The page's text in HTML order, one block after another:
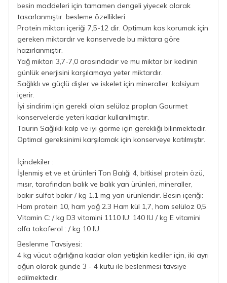
besin maddeleri için tamamen dengeli yiyecek olarak
tasarlanmıştır. besleme özellikleri
Protein miktarı içeriği 7,5-12 dir. Optimum kas korumak için
gereken miktardır ve konservede bu miktara göre
hazırlanmıştır.
Yağ miktarı 3,7-7,0 arasındadır ve mu miktar bir kedinin
günlük enerjisini karşılamaya yeter miktardır.
Sağlıklı ve güçlü dişler ve iskelet için mineraller, kalsiyum
içerir.
İyi sindirim için gerekli olan selüloz proplan Gourmet
konservelerde yeteri kadar kullanılmıştır.
Taurin Sağlıklı kalp ve iyi görme için gerekliği bilinmektedir.
Optimal gereksinimi karşılamak için konserveye katılmıştır.
İçindekiler :
İşlenmiş et ve et ürünleri Ton Balığı 4, bitkisel protein özü,
mısır, tarafından balık ve balık yan ürünleri, mineraller,
bakır sülfat bakır / kg 1.1 mg yan ürünleridir. Besin içeriği:
Ham protein 10, ham yağ 2.3 Ham kül 1,7, ham selüloz 0,5
Vitamin C: / kg D3 vitamini 1110 IU: 140 IU / kg E vitamini
alfa tokoferol : / kg 10 IU.
Beslenme Tavsiyesi:
4 kg vücut ağırlığına kadar olan yetişkin kediler için, iki ayrı
öğün olarak günde 3 - 4 kutu ile beslenmesi tavsiye
edilmektedir.